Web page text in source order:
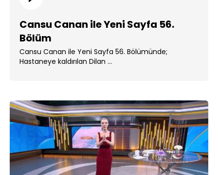
Cansu Canan ile Yeni Sayfa 56.
Bölüm
Cansu Canan ile Yeni Sayfa 56. Bölümünde;
Hastaneye kaldırılan Dilan ...